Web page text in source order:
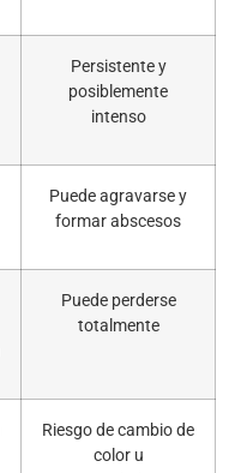
Persistente y
posiblemente
intenso
Puede agravarse y
formar abscesos
Puede perderse
totalmente
Riesgo de cambio de
color u